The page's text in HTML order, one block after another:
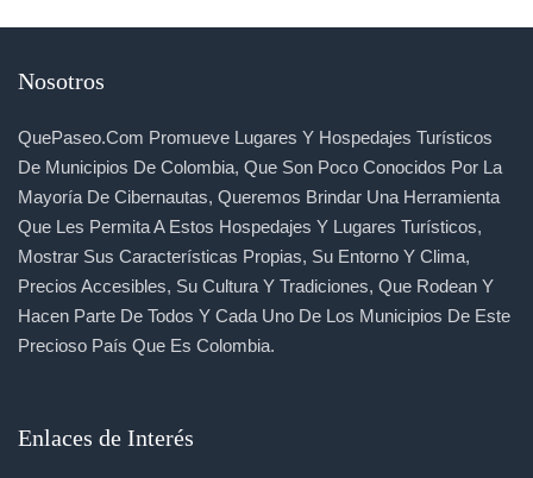
Nosotros
QuePaseo.com Promueve Lugares Y Hospedajes Turísticos
De Municipios De Colombia, Que Son Poco Conocidos Por La
Mayoría De Cibernautas, Queremos Brindar Una Herramienta
Que Les Permita A Estos Hospedajes Y Lugares Turísticos,
Mostrar Sus Características Propias, Su Entorno Y Clima,
Precios Accesibles, Su Cultura Y Tradiciones, Que Rodean Y
Hacen Parte De Todos Y Cada Uno De Los Municipios De Este
Precioso País Que Es Colombia.
Enlaces de Interés